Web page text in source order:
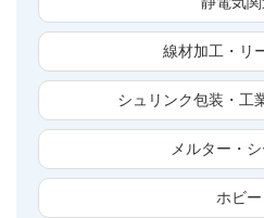
線材加工・リ
シュリンク包装・工
メルター・
ホビー